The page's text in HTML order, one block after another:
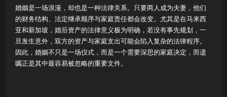
婚姻是一场浪漫，却也是一种法律关系。只要两人成为夫妻，他们
的财务结构、法定继承顺序与家庭责任都会改变。尤其是在马来西
亚和新加坡，婚后资产的法律意义极为明确，若没有事先规划，一
旦发生意外，双方的资产与家庭支出可能会陷入复杂的法律程序。
因此，婚姻不只是一场仪式，而是一个需要深思的家庭决定，而遗
嘱正是其中最容易被忽略的重要文件。